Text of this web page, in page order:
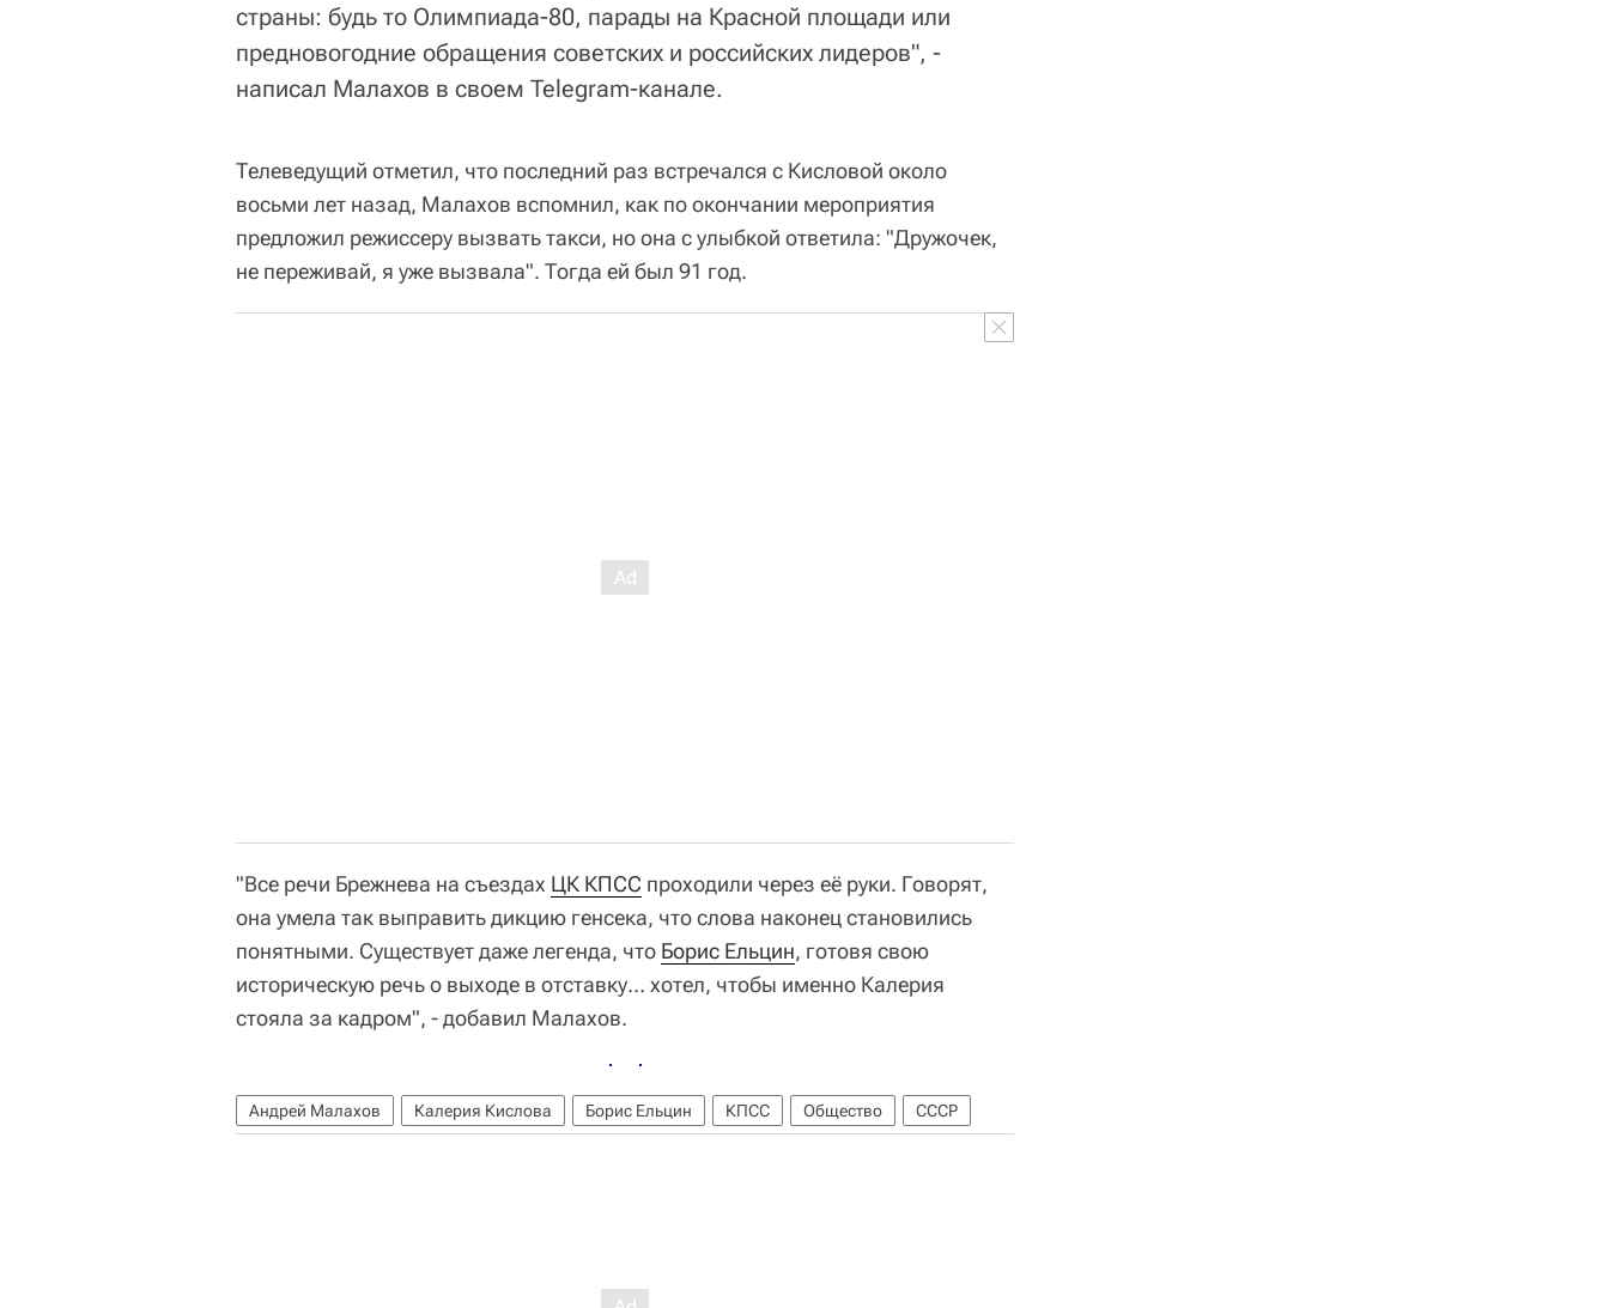
страны: будь то Олимпиада-80, парады на Красной площади или
предновогодние обращения советских и российских лидеров", -
написал Малахов в своем Telegram-канале.
Телеведущий отметил, что последний раз встречался с Кисловой около
восьми лет назад, Малахов вспомнил, как по окончании мероприятия
предложил режиссеру вызвать такси, но она с улыбкой ответила: "Дружочек,
не переживай, я уже вызвала". Тогда ей был 91 год.
"Все речи Брежнева на съездах ЦК КПСС проходили через её руки. Говорят,
она умела так выправить дикцию генсека, что слова наконец становились
понятными. Существует даже легенда, что Борис Ельцин, готовя свою
историческую речь о выходе в отставку… хотел, чтобы именно Калерия
стояла за кадром", - добавил Малахов.
Андрей Малахов Калерия Кислова Борис Ельцин КПСС Общество СССР